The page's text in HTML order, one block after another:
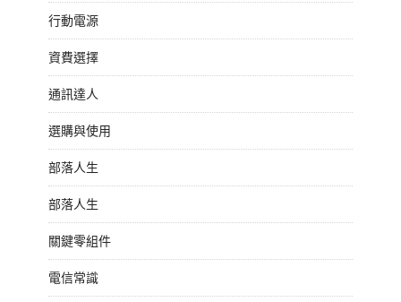
行動電源
資費選擇
通訊達人
選購與使用
部落人生
部落人生
關鍵零組件
電信常識